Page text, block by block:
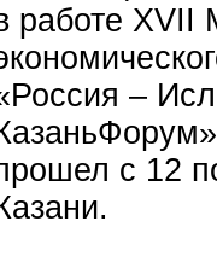
работе XVII
–
с 12